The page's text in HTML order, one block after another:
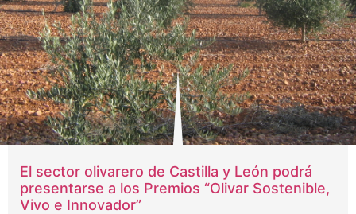
El sector olivarero de Castilla y León podrá
presentarse a los Premios “Olivar Sostenible,
Vivo e Innovador”